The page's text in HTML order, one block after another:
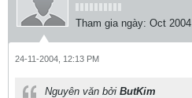
Tham gia ngày: Oct 2004
24-11-2004, 12:13 PM
Nguyên văn bởi ButKim